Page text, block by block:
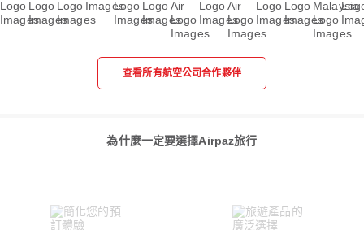
查看所有航空公司合作夥伴
為什麼一定要選擇Airpaz旅行